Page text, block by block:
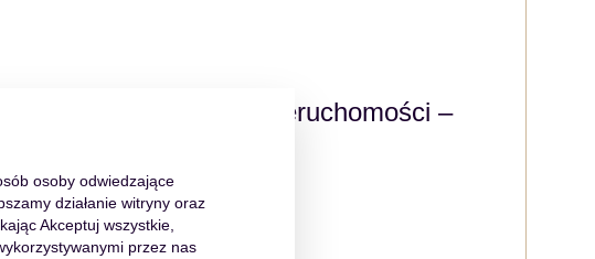
z usług zarządcy nieruchomości –
osoby odwiedzające
działanie witryny oraz
Akceptuj wszystkie,
przez nas